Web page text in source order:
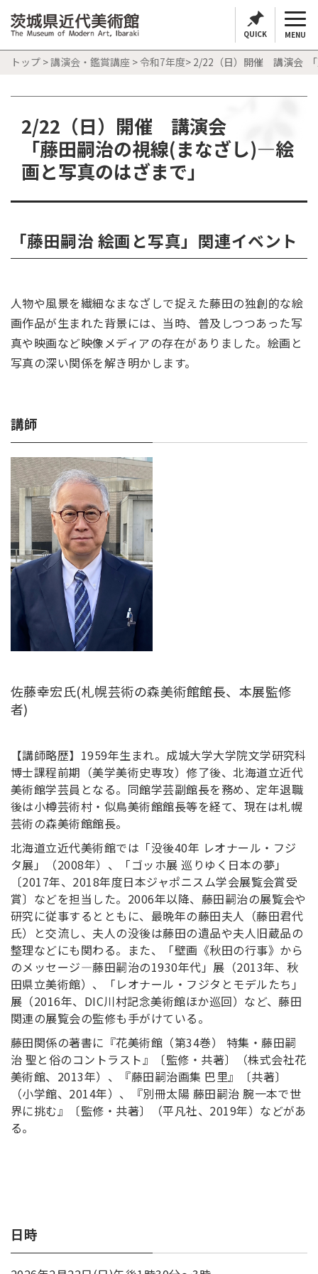
QUICK MENU
トップ >講演会・鑑賞講座 >令和7年度> 2/22（日）開催 講演会
2/22（日）開催 講演会
「藤田嗣治の視線(まなざし)―絵
画と写真のはざまで」
「藤田嗣治 絵画と写真」関連イベント
人物や風景を繊細なまなざしで捉えた藤田の独創的な絵
画作品が生まれた背景には、当時、普及しつつあった写
真や映画など映像メディアの存在がありました。絵画と
写真の深い関係を解き明かします。
講師
佐藤幸宏氏(札幌芸術の森美術館館長、本展監修
者)
【講師略歴】1959年生まれ。成城大学大学院文学研究科
博士課程前期（美学美術史専攻）修了後、北海道立近代
美術館学芸員となる。同館学芸副館長を務め、定年退職
後は小樽芸術村・似鳥美術館館長等を経て、現在は札幌
芸術の森美術館館長。
北海道立近代美術館では「没後40年 レオナール・フジ
タ展」（2008年）、「ゴッホ展 巡りゆく日本の夢」
〔2017年、2018年度日本ジャポニスム学会展覧会賞受
賞〕などを担当した。2006年以降、藤田嗣治の展覧会や
研究に従事するとともに、最晩年の藤田夫人（藤田君代
氏）と交流し、夫人の没後は藤田の遺品や夫人旧蔵品の
整理などにも関わる。また、「壁画《秋田の行事》から
のメッセージ―藤田嗣治の1930年代」展（2013年、秋
田県立美術館）、「レオナール・フジタとモデルたち」
展（2016年、DIC川村記念美術館ほか巡回）など、藤田
関連の展覧会の監修も手がけている。
藤田関係の著書に『花美術館（第34巻） 特集・藤田嗣
治 聖と俗のコントラスト』〔監修・共著〕（株式会社花
美術館、2013年）、『藤田嗣治画集 巴里』〔共著〕
（小学館、2014年）、『別冊太陽 藤田嗣治 腕一本で世
界に挑む』〔監修・共著〕（平凡社、2019年）などがあ
る。
日時